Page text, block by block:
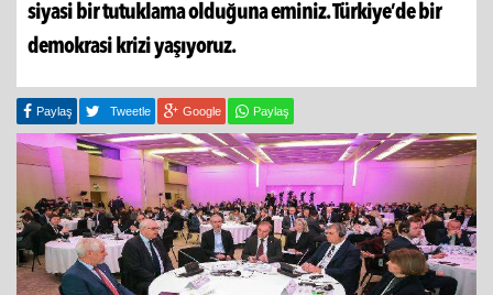
siyasi bir tutuklama olduğuna eminiz. Türkiye’de bir
demokrasi krizi yaşıyoruz.
Paylaş Tweetle Google Paylaş